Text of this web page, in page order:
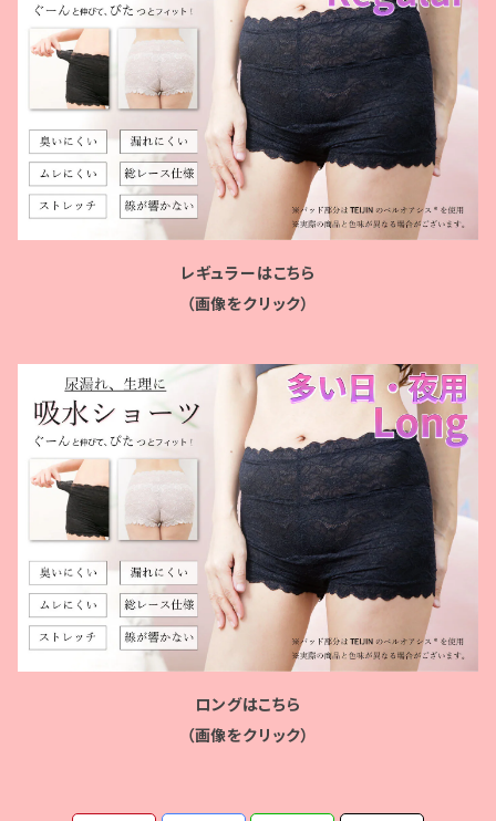
レギュラーはこちら
（画像をクリック）
ロングはこちら
（画像をクリック）